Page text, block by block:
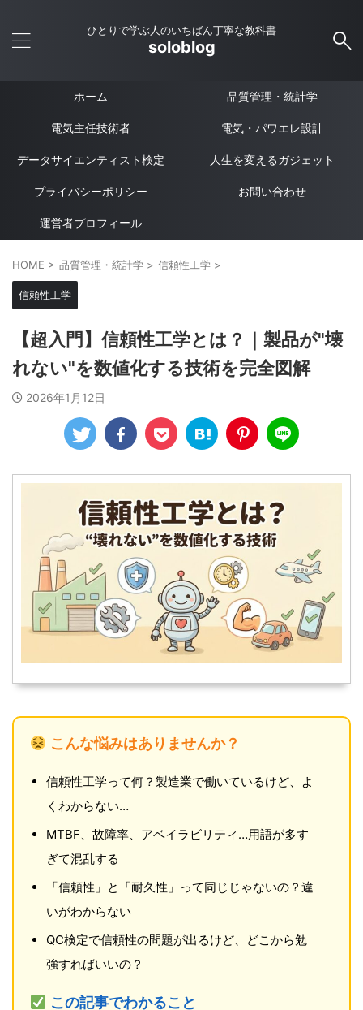
ひとりで学ぶ人のいちばん丁寧な教科書
soloblog
ホーム 品質管理・統計学
電気主任技術者 電気・パワエレ設計
データサイエンティスト検定 人生を変えるガジェット
プライバシーポリシー お問い合わせ
運営者プロフィール
HOME > 品質管理・統計学 > 信頼性工学 >
信頼性工学
【超入門】信頼性工学とは？｜製品が"壊
れない"を数値化する技術を完全図解
2026年1月12日
こんな悩みはありませんか？
信頼性工学って何？製造業で働いているけど、よ
くわからない…
MTBF、故障率、アベイラビリティ…用語が多す
ぎて混乱する
「信頼性」と「耐久性」って同じじゃないの？違
いがわからない
QC検定で信頼性の問題が出るけど、どこから勉
強すればいいの？
この記事でわかること